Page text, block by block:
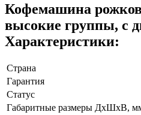
Кофемашина
высокие группы, с
Характеристики:
Страна
Гарантия
Статус
Габаритные размеры ДхШхВ,